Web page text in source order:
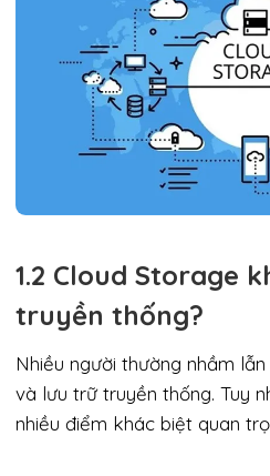
1.2 Cloud Storage
truyền thống?
Nhiều người thường nhầm
và lưu trữ truyền thống. Tuy
nhiều điểm khác biệt quan